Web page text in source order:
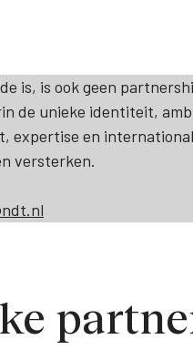
is, is ook geen
de unieke identiteit,
expertise en
versterken.